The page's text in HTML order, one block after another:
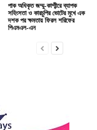
পাক অধিকৃত জম্মু-কাশ্মীরে ব্যাপক
সহিংসতা ও কারচুপির ভোটের মুখে এক
দশক পর ক্ষমতায় ফিরল শরিফের
পিএমএল-এন